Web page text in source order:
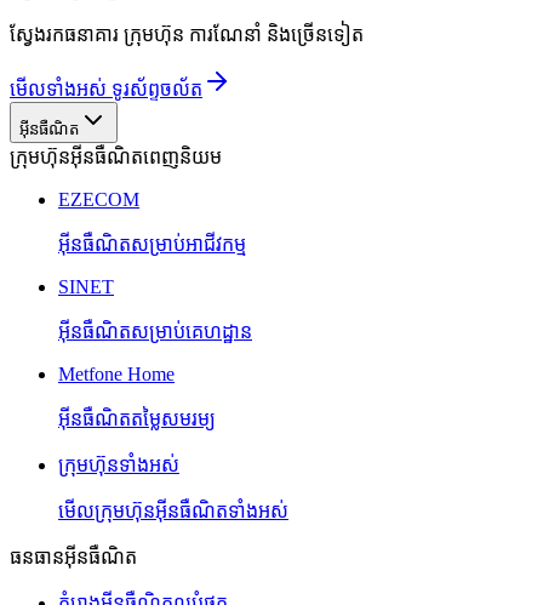
ស្វែងរកធនាគារ ក្រុមហ៊ុន ការណែនាំ និងច្រើនទៀត
មើលទាំងអស់ ទូរស័ព្ទចល័ត
អ៊ីនធឺណិត
ក្រុមហ៊ុនអ៊ីនធឺណិតពេញនិយម
EZECOM
អ៊ីនធឺណិតសម្រាប់អាជីវកម្ម
SINET
អ៊ីនធឺណិតសម្រាប់គេហដ្ឋាន
Metfone Home
អ៊ីនធឺណិតតម្លៃសមរម្យ
ក្រុមហ៊ុនទាំងអស់
មើលក្រុមហ៊ុនអ៊ីនធឺណិតទាំងអស់
ធនធានអ៊ីនធឺណិត